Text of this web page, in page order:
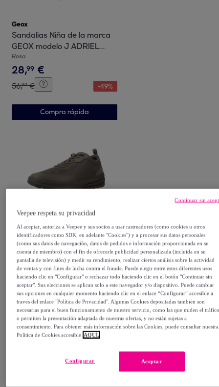
Geox
Sandalias Niña de la marca
GEOX modelo J ADRIEL
GIRL ROSA
Rosa
28,99 €
56,90 € -49%
Compra rápida
Geox
Sneakers de Hombre de la
marca GEOX modelo U
ACTIVART VERDE
Verde
46,99 €
93,90 € -49%
Compra rápida
Veepee respeta su privacidad
Al aceptar, autoriza a Veepee y sus socios a usar rastreadores (como cookies u otros
identificadores como SDK, en adelante "Cookies") y a procesar sus datos personales
(como sus datos de navegación, datos de pedidos e información proporcionada en su
cuenta de miembro) con el fin de ofrecerle publicidad personalizada (incluida en su
pantalla de televisión) y medir su rendimiento, realizar ciertos análisis sobre la actividad
de ventas y con fines de lucha contra el fraude. Puede elegir entre estos diferentes usos
haciendo clic en "Configurar" o rechazar todo haciendo clic en el botón "Continuar sin
aceptar". Sus elecciones se aplican solo a este navegador y/o dispositivo. Puede cambiar
sus opciones en cualquier momento haciendo clic en el enlace “Configurar” accesible a
través del enlace "Política de Privacidad". Algunas Cookies depositadas también son
necesarias para el buen funcionamiento de nuestro servicio, como las que miden el
o permiten la presentación adaptada de nuestras ofertas, y no están sujetas a
consentimiento. Para obtener más información sobre las Cookies, puede consultar nuestra
Política de Cookies accesible AQUÍ.
Aceptar
Configurar
Continuar sin